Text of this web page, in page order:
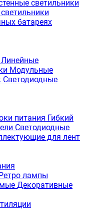
светильники
батареях
Линейные
Модульные
Светодиодные
питания Гибкий
Светодиодные
для лент
лампы
Декоративные